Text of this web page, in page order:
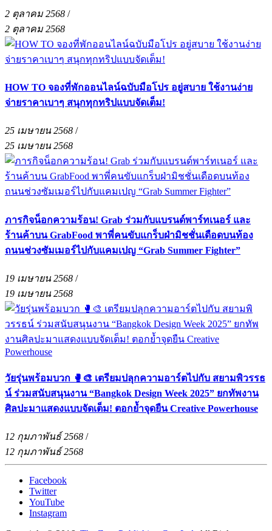
2 ตุลาคม 2568 /
2 ตุลาคม 2568
HOW TO จองที่พักออนไลน์ฉบับมือโปร อยู่สบาย ใช้งานง่าย
จ่ายราคาเบาๆ สนุกทุกทริปแบบจัดเต็ม!
25 เมษายน 2568 /
25 เมษายน 2568
ภารกิจน็อกความร้อน! Grab ร่วมกับแบรนด์พาร์ทเนอร์ และ
ร้านค้าบน GrabFood พาพี่คนขับแกร็บฝ่ามิชชั่นเดือดบนท้อง
ถนนช่วงซัมเมอร์ไปกับแคมเปญ “Grab Summer Fighter”
19 เมษายน 2568 /
19 เมษายน 2568
วัยรุ่นพร้อมบวก 🥊🎨 เตรียมปลุกความอาร์ตไปกับ สยามพิวรรธ
น์ ร่วมสนับสนุนงาน “Bangkok Design Week 2025” ยกทัพงาน
ศิลปะมาแสดงแบบจัดเต็ม! ตอกย้ำจุดยืน Creative Powerhouse
12 กุมภาพันธ์ 2568 /
12 กุมภาพันธ์ 2568
Facebook
Twitter
YouTube
Instagram